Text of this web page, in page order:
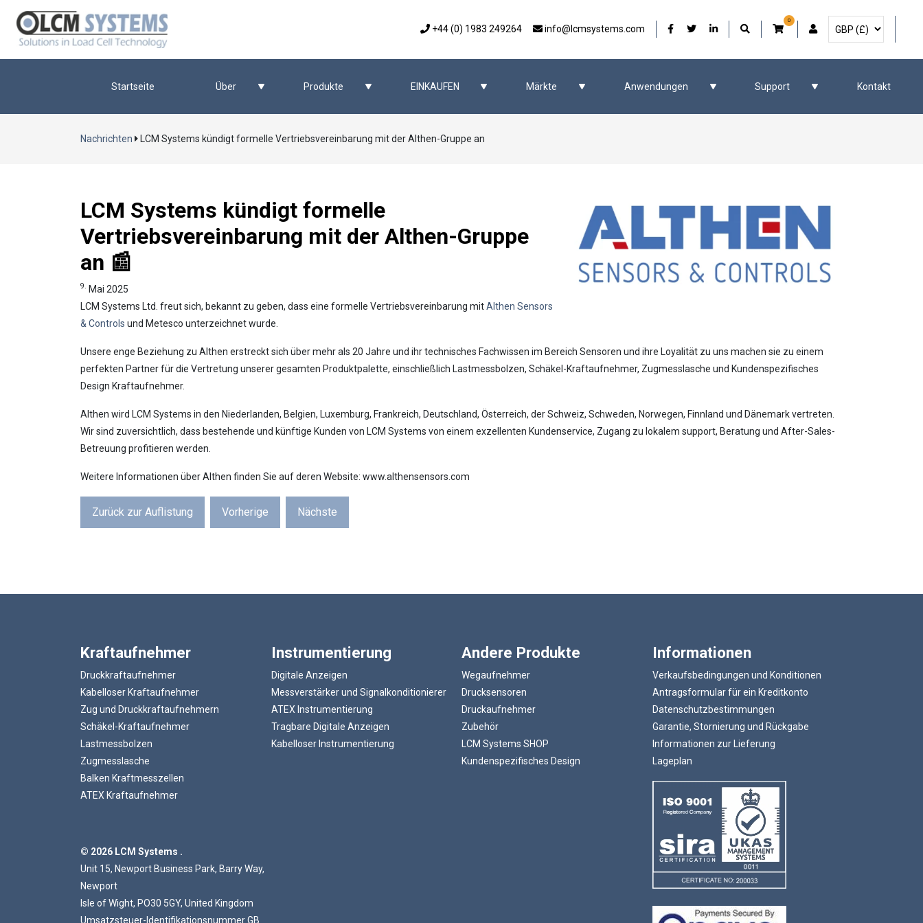
+44 (0) 1983 249264 info@lcmsystems.com Unser Facebook
Unser Twitter
Unser LinkedIn
0
Benutzerkonto
Währung auswählen
Startseite Über Produkte EINKAUFEN Märkte Anwendungen Support Kontakt
Nachrichten LCM Systems kündigt formelle Vertriebsvereinbarung mit der Althen-Gruppe an
LCM Systems kündigt formelle
Vertriebsvereinbarung mit der Althen-Gruppe
an 📰
9. Mai 2025
LCM Systems Ltd. freut sich, bekannt zu geben, dass eine formelle Vertriebsvereinbarung mitAlthen Sensors
& Controls und Metesco unterzeichnet wurde.
Unsere enge Beziehung zu Althen erstreckt sich über mehr als 20 Jahre und ihr technisches Fachwissen im Bereich Sensoren und ihre Loyalität zu uns machen sie zu einem
perfekten Partner für die Vertretung unserer gesamten Produktpalette, einschließlich Lastmessbolzen, Schäkel-Kraftaufnehmer, Zugmesslasche und Kundenspezifisches
Design Kraftaufnehmer.
Althen wird LCM Systems in den Niederlanden, Belgien, Luxemburg, Frankreich, Deutschland, Österreich, der Schweiz, Schweden, Norwegen, Finnland und Dänemark vertreten.
Wir sind zuversichtlich, dass bestehende und künftige Kunden von LCM Systems von einem exzellenten Kundenservice, Zugang zu lokalem support, Beratung und After-Sales-
Betreuung profitieren werden.
Weitere Informationen über Althen finden Sie auf deren Website: www.althensensors.com
Zurück zur Auflistung Vorherige Nächste
Kraftaufnehmer
Druckkraftaufnehmer
Kabelloser Kraftaufnehmer
Zug und Druckkraftaufnehmern
Schäkel-Kraftaufnehmer
Lastmessbolzen
Zugmesslasche
Balken Kraftmesszellen
ATEX Kraftaufnehmer
© 2026 LCM Systems .
Unit 15, Newport Business Park, Barry Way,
Newport
Isle of Wight, PO30 5GY, United Kingdom
Umsatzsteuer-Identifikationsnummer GB
Instrumentierung
Digitale Anzeigen
Messverstärker und Signalkonditionierer
ATEX Instrumentierung
Tragbare Digitale Anzeigen
Kabelloser Instrumentierung
Andere Produkte
Wegaufnehmer
Drucksensoren
Druckaufnehmer
Zubehör
LCM Systems SHOP
Kundenspezifisches Design
Informationen
Verkaufsbedingungen und Konditionen
Antragsformular für ein Kreditkonto
Datenschutzbestimmungen
Garantie, Stornierung und Rückgabe
Informationen zur Lieferung
Lageplan